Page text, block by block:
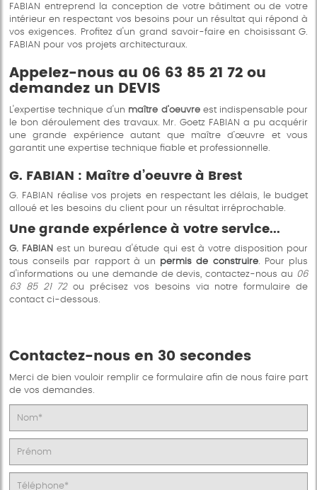
FABIAN entreprend la conception de votre bâtiment ou de votre
intérieur en respectant vos besoins pour un résultat qui répond à
vos exigences. Profitez d'un grand savoir-faire en choisissant G.
FABIAN pour vos projets architecturaux.
Appelez-nous au 06 63 85 21 72 ou
demandez un DEVIS
L'expertise technique d'un maître d’oeuvreest indispensable pour
le bon déroulement des travaux. Mr. Goetz FABIAN a pu acquérir
une grande expérience autant que maître d’œuvre et vous
garantit une expertise technique fiable et professionnelle.
G. FABIAN : Maître d’oeuvre à Brest
G. FABIAN réalise vos projets en respectant les délais, le budget
alloué et les besoins du client pour un résultat irréprochable.
Une grande expérience à votre service...
G. FABIAN est un bureau d'étude qui est à votre disposition pour
tous conseils par rapport à un permis de construire. Pour plus
d'informations ou une demande de devis, contactez-nous au 06
63 85 21 72ou précisez vos besoins via notre formulaire de
contact ci-dessous.
Contactez-nous en 30 secondes
Merci de bien vouloir remplir ce formulaire afin de nous faire part
de vos demandes.